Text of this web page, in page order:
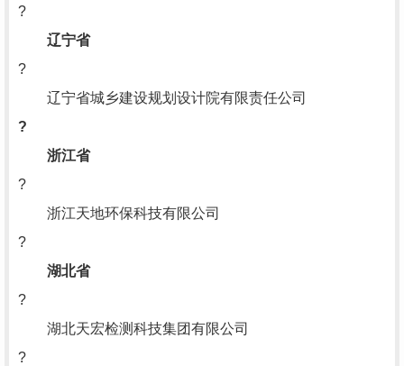
?
辽宁省
?
辽宁省城乡建设规划设计院有限责任公司
?
浙江省
?
浙江天地环保科技有限公司
?
湖北省
?
湖北天宏检测科技集团有限公司
?